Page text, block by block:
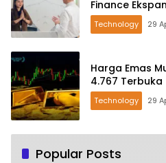
Finance
Technology 29
Harga Emas
4.767 Terbuka
Technology 29
Popular Posts